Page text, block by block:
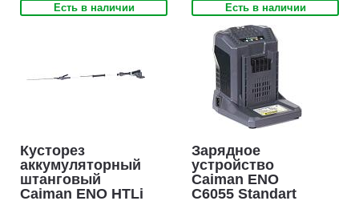
Есть в наличии
Кусторез
аккумуляторный
штанговый
Caiman ENO HTLi
Есть в наличии
Зарядное
устройство
Caiman ENO
C6055 Standart